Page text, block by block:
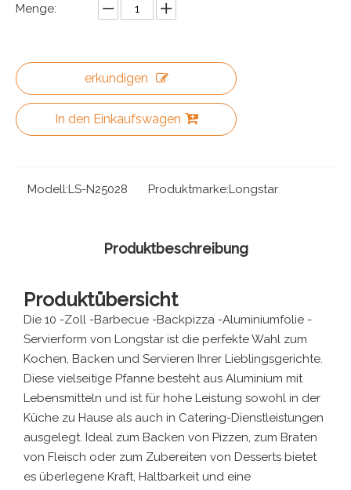
Menge:
erkundigen
In den Einkaufswagen
Modell:LS-N25028 Produktmarke:Longstar
Produktbeschreibung
Produktübersicht
Die 10 -Zoll -Barbecue -Backpizza -Aluminiumfolie -
Servierform von Longstar ist die perfekte Wahl zum
Kochen, Backen und Servieren Ihrer Lieblingsgerichte.
Diese vielseitige Pfanne besteht aus Aluminium mit
Lebensmitteln und ist für hohe Leistung sowohl in der
Küche zu Hause als auch in Catering-Dienstleistungen
ausgelegt. Ideal zum Backen von Pizzen, zum Braten
von Fleisch oder zum Zubereiten von Desserts bietet
es überlegene Kraft, Haltbarkeit und eine